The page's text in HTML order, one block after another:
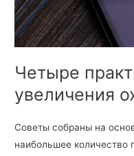
Четыре
увеличения
Советы собраны на
наибольшее количество